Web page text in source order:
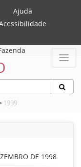
Ajuda
1999
DE 1998